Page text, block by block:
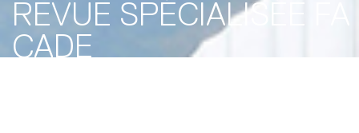
REVUE SPÉCIALISÉE FA
ÇADE